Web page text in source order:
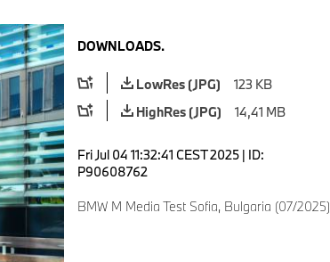
DOWNLOADS.
LowRes (JPG)
123 KB
HighRes (JPG)
14,41 MB
Fri Jul 04 11:32:41 CEST 2025 | ID:
P90608762
BMW M Media Test Sofia, Bulgaria (07/2025)